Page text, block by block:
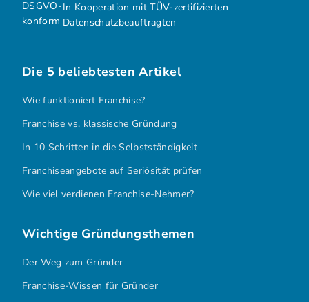
In Kooperation mit TÜV-zertifizierten
Datenschutzbeauftragten
Die 5 beliebtesten Artikel
Wie funktioniert Franchise?
Franchise vs. klassische Gründung
In 10 Schritten in die Selbstständigkeit
Franchiseangebote auf Seriösität prüfen
Wie viel verdienen Franchise-Nehmer?
Wichtige Gründungsthemen
Der Weg zum Gründer
Franchise-Wissen für Gründer